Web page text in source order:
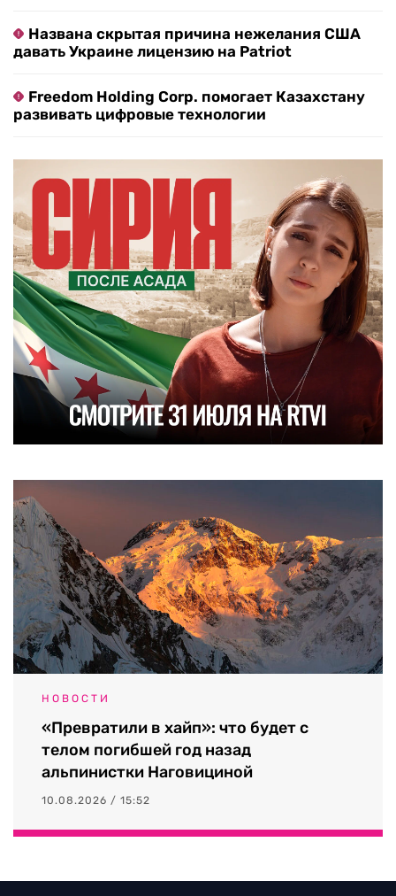
Названа скрытая причина нежелания США
давать Украине лицензию на Patriot
Freedom Holding Corp. помогает Казахстану
развивать цифровые технологии
НОВОСТИ
«Превратили в хайп»: что будет с
телом погибшей год назад
альпинистки Наговициной
10.08.2026 / 15:52